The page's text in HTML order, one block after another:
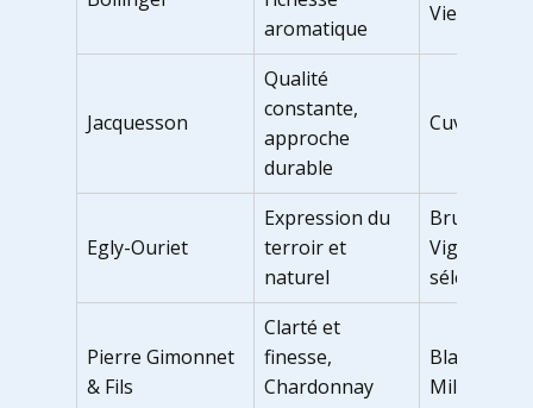
aromatique
Vieilles
Jacquesson
Qualité
constante,
approche
durable
Cuvée 740
Egly-Ouriet
Expression du
terroir et
naturel
Brut
Vignerons
Pierre Gimonnet
& Fils
Clarté et
finesse,
Chardonnay
Blanc de
Millésimés